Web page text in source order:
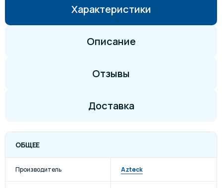
Характеристики
Описание
Отзывы
Доставка
ОБЩЕЕ
Производитель Azteck